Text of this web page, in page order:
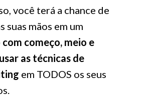
você terá a chance de
suas mãos em um
começo, meio e
as técnicas de
em TODOS os seus